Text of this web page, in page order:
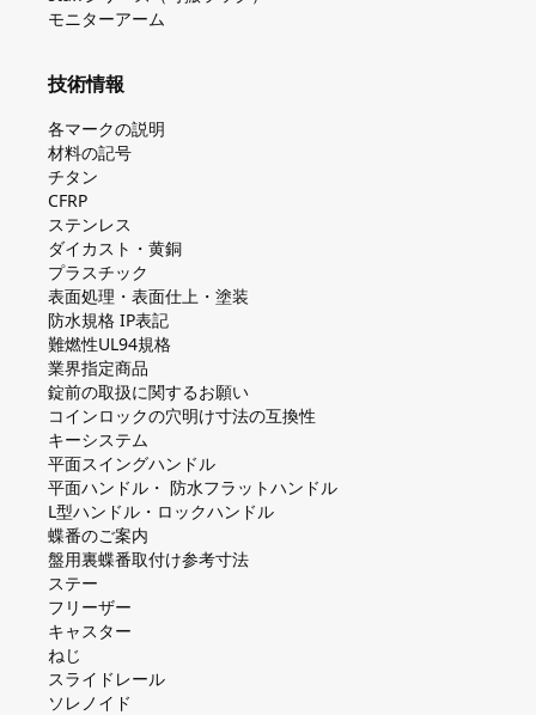
モニターアーム
技術情報
各マークの説明
材料の記号
チタン
CFRP
ステンレス
ダイカスト・⻩銅
プラスチック
表面処理・表面仕上・塗装
防⽔規格 IP表記
難燃性UL94規格
業界指定商品
錠前の取扱に関するお願い
コインロックの⽳明け⼨法の互換性
キーシステム
平⾯スイングハンドル
平⾯ハンドル・ 防⽔フラットハンドル
L型ハンドル・ロックハンドル
蝶番のご案内
盤⽤裏蝶番取付け参考⼨法
ステー
フリーザー
キャスター
ねじ
スライドレール
ソレノイド